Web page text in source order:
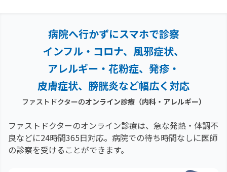
病院へ行かずにスマホで診察
インフル・コロナ、風邪症状、
アレルギー・花粉症、 発疹・
皮膚症状、膀胱炎など幅広く対応
ファストドクターのオンライン診療（内科・アレルギー）
ファストドクターのオンライン診療は、急な発熱・体調不
良などに24時間365日対応。 病院での待ち時間なしに医師
の診察を受けることができます。